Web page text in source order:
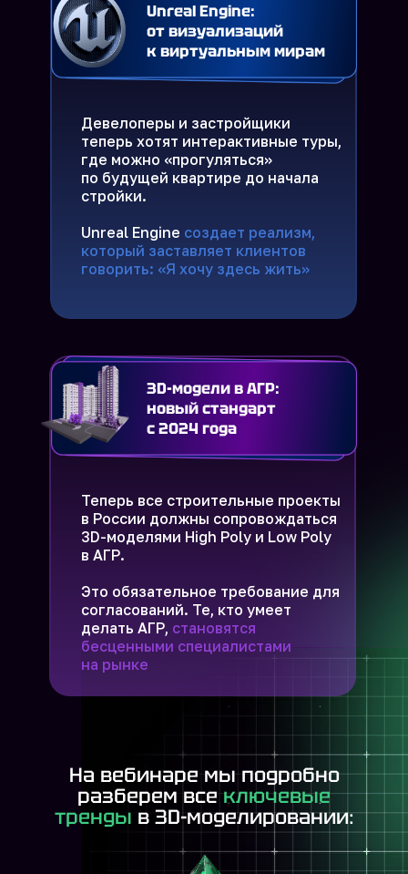
На вебинаре мы подробно
разберем всеключевые
тренды в 3D-моделировании:
3D-модели в АГР:
новый стандарт
с 2024 года
Теперь все строительные проекты
в России должны сопровождаться
3D-моделями High Poly и Low Poly
в АГР.
Это обязательное требование для
согласований. Те, кто умеет
делать АГР, становятся
бесценными специалистами
на рынке
Unreal Engine:
от визуализаций
к виртуальным мирам
Девелоперы и застройщики
теперь хотят интерактивные туры,
где можно «прогуляться»
по будущей квартире до начала
стройки.
Unreal Engine создает реализм,
который заставляет клиентов
говорить: «Я хочу здесь жить»
Что будет
на вебинаре?